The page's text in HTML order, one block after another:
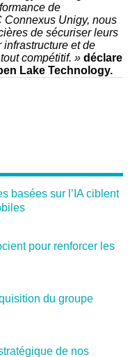
de
Connexus Unigy, nous
de sécuriser leurs
infrastructure et de
compétitif. » déclare
Lake Technology.
basées sur l’IA ciblent
pour renforcer les
du groupe
de nos